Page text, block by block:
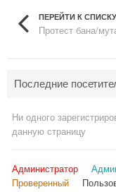
ПЕРЕЙТИ К
Протест бана/
Последние
Ни одного
данную страницу
Администратор
Проверенный